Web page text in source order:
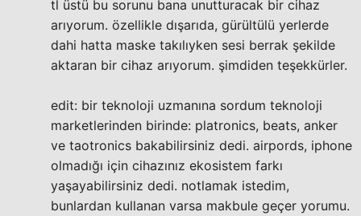
tl üstü bu sorunu bana unutturacak bir cihaz
arıyorum. özellikle dışarıda, gürültülü yerlerde
dahi hatta maske takılıyken sesi berrak şekilde
aktaran bir cihaz arıyorum. şimdiden teşekkürler.
edit: bir teknoloji uzmanına sordum teknoloji
marketlerinden birinde: platronics, beats, anker
ve taotronics bakabilirsiniz dedi. airpords, iphone
olmadığı için cihazınız ekosistem farkı
yaşayabilirsiniz dedi. notlamak istedim,
bunlardan kullanan varsa makbule geçer yorumu.